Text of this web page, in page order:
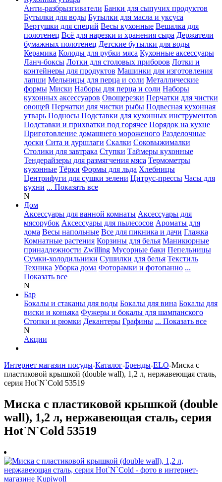
Анти-разбрызгиватели Банки для сыпучих продуктов
Бутылки для воды Бутылки для масла и уксуса
Вертушки для специй Весы кухонные Вешалка для
полотенец Всё для нарезки и хранения сыра Держатели
бумажных полотенец Детские бутылки для воды
Керамика Колоды для рубки мяса Кухонные аксессуары
Ланч-боксы Лотки для столовых приборов Лотки и
контейнеры для продуктов Машинки для изготовления
лапши Мельницы для перца и соли Металлические
формы Миски Наборы для перца и соли Наборы
кухонных аксессуаров Овощерезки Перчатки для чистки
овощей Перчатки для чистки рыбы Подвесная кухонная
утварь Подносы Подставки для кухонных инструментов
Подставки и прихватки под горячее Порядок на кухне
Приготовление домашнего мороженого Разделочные
доски Сита и дуршлаги Скалки Соковыжималки
Столики для завтрака Ступки Таймеры кухонные
Тендерайзеры для размягчения мяса Термометры
кухонные Тёрки Формы для льда Хлебницы
Центрифуги для сушки зелени Цитрус-прессы Часы для
кухни ... Показать все
N
Дом
Аксессуары для ванной комнаты Аксессуары для
мясорубок Аксессуары для пылесосов Ароматы для
дома Весы напольные Все для пикника и дачи Глажка
Комнатные растения Корзины для белья Маникюрные
принадлежности Zwilling Мусорные баки Пепельницы
Сумки-холодильники Сушилки для белья Текстиль
Техника Уборка дома Фоторамки и фотопанно ...
Показать все
N
Бар
Бокалы и стаканы для воды Бокалы для вина Бокалы для
виски и коньяка Фужеры и бокалы для шампанского
Стопки и рюмки Декантеры Графины ... Показать все
N
Акции
Интернет магазин посуды-Каталог-Бренды-ELO-Миска с
пластиковой крышкой (double wall), 1,2 л, нержавеющая сталь,
серия Hot`N`Cold 53519
Миска с пластиковой крышкой (double
wall), 1,2 л, нержавеющая сталь, серия
Hot`N`Cold 53519